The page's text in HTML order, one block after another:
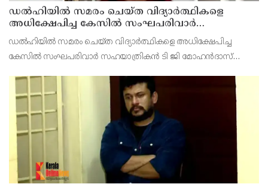
ഡൽഹിയിൽ സമരം ചെയ്ത വിദ്യാർത്ഥികളെ
അധിക്ഷേപിച്ച കേസില്‍ സംഘപരിവാർ
സഹയാത്രികൻ ടി ജി മോഹന്‍ദാസ് കസ്റ്റഡിയിൽ
ഡല്‍ഹിയില്‍ സമരം ചെയ്ത വിദ്യാര്‍ത്ഥികളെ അധിക്ഷേപിച്ച
കേസില്‍ സംഘപരിവാര്‍ സഹയാത്രികന്‍ ടി ജി മോഹന്‍ദാസ്